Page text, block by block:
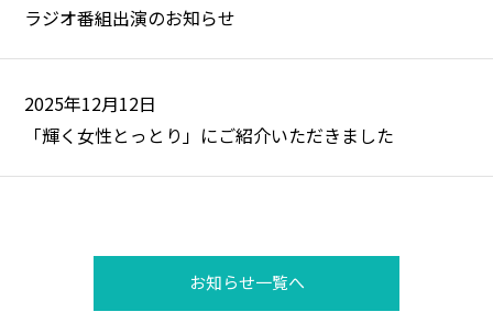
ラジオ番組出演のお知らせ
2025年12月12日
「輝く女性とっとり」にご紹介いただきました
お知らせ一覧へ